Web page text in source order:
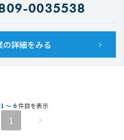
0035538
詳細をみる
1 〜 6件目を表示
1